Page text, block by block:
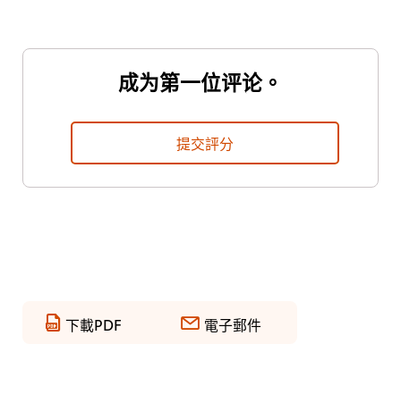
成为第一位评论。
提交評分
下載PDF 電子郵件